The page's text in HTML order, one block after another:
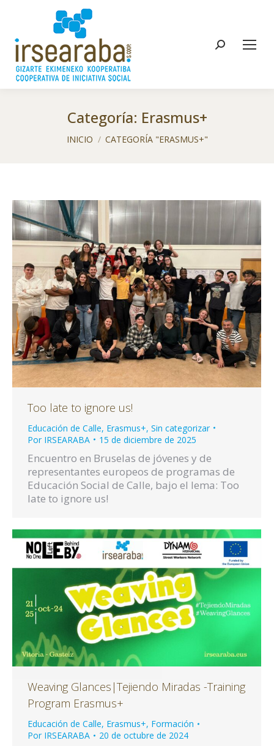
Buscar:
Categoría: Erasmus+
Estás aquí:
INICIO CATEGORÍA "ERASMUS+"
Too late to ignore us!
Educación de Calle, Erasmus+, Sin categorizar
Por IRSEARABA 15 de diciembre de 2025
Encuentro en Bruselas de jóvenes y de
representantes europeos de programas de
Educación Social de Calle, bajo el lema: Too
late to ignore us!
Weaving Glances|Tejiendo Miradas -Training
Program Erasmus+
Educación de Calle, Erasmus+, Formación
Por IRSEARABA 20 de octubre de 2024